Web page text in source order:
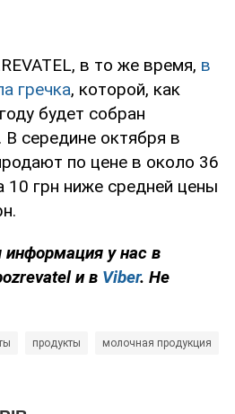
в то же время, в
гречка, которой, как
будет собран
середине октября в
по цене в около 36
10 грн ниже средней цены
информация у нас в
и в Viber. Не
продукты молочная продукция